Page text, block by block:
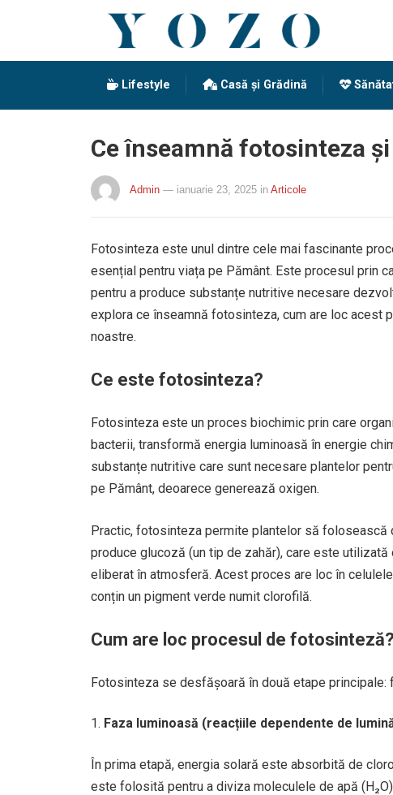
Lifestyle Casă și Grădină
Ce înseamnă fotosinteza
Admin — ianuarie 23, 2025 in Articole
Fotosinteza este unul dintre cele mai fascinante
esențial pentru viața pe Pământ. Este procesul prin
pentru a produce substanțe nutritive necesare
explora ce înseamnă fotosinteza, cum are loc acest
noastre.
Ce este fotosinteza?
Fotosinteza este un proces biochimic prin care
bacterii, transformă energia luminoasă în energie
substanțe nutritive care sunt necesare plantelor
pe Pământ, deoarece generează oxigen.
Practic, fotosinteza permite plantelor să folosească
produce glucoză (un tip de zahăr), care este
eliberat în atmosferă. Acest proces are loc în
conțin un pigment verde numit clorofilă.
Cum are loc procesul de fotosinteză?
Fotosinteza se desfășoară în două etape principale:
Faza luminoasă (reacțiile dependente de
În prima etapă, energia solară este absorbită de
este folosită pentru a diviza moleculele de apă